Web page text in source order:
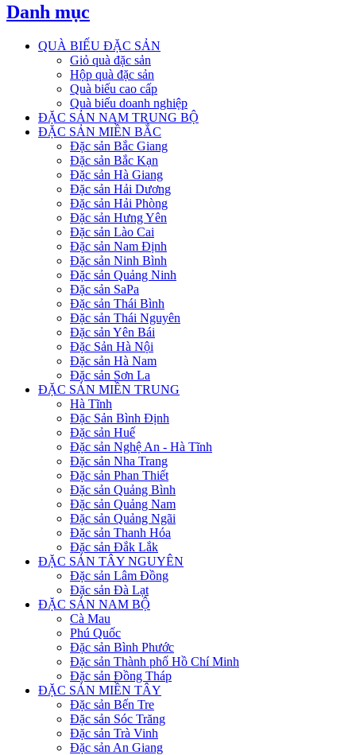
Danh mục
QUÀ BIẾU ĐẶC SẢN
Giỏ quà đặc sản
Hộp quà đặc sản
Quà biếu cao cấp
Quà biếu doanh nghiệp
ĐẶC SẢN NAM TRUNG BỘ
ĐẶC SẢN MIỀN BẮC
Đặc sản Bắc Giang
Đặc sản Bắc Kạn
Đặc sản Hà Giang
Đặc sản Hải Dương
Đặc sản Hải Phòng
Đặc sản Hưng Yên
Đặc sản Lào Cai
Đặc sản Nam Định
Đặc sản Ninh Bình
Đặc sản Quảng Ninh
Đặc sản SaPa
Đặc sản Thái Bình
Đặc sản Thái Nguyên
Đặc sản Yên Bái
Đặc Sản Hà Nội
Đặc sản Hà Nam
Đặc sản Sơn La
ĐẶC SẢN MIỀN TRUNG
Hà Tĩnh
Đặc Sản Bình Định
Đặc sản Huế
Đặc sản Nghệ An - Hà Tĩnh
Đặc sản Nha Trang
Đặc sản Phan Thiết
Đặc sản Quảng Bình
Đặc sản Quảng Nam
Đặc sản Quảng Ngãi
Đặc sản Thanh Hóa
Đặc sản Đắk Lắk
ĐẶC SẢN TÂY NGUYÊN
Đặc sản Lâm Đồng
Đặc sản Đà Lạt
ĐẶC SẢN NAM BỘ
Cà Mau
Phú Quốc
Đặc sản Bình Phước
Đặc sản Thành phố Hồ Chí Minh
Đặc sản Đồng Tháp
ĐẶC SẢN MIỀN TÂY
Đặc sản Bến Tre
Đặc sản Sóc Trăng
Đặc sản Trà Vinh
Đặc sản An Giang